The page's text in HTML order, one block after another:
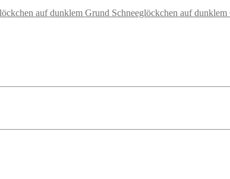
Schneeglöckchen auf dunklem